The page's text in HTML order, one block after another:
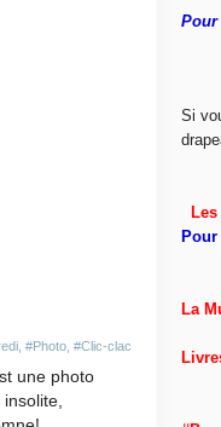
#Photo #Clic-clac
une photo
Pour
Si
La